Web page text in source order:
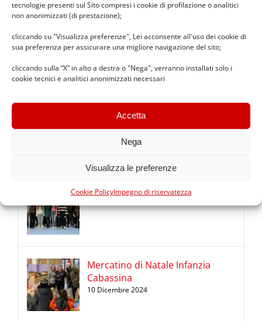
tecnologie presenti sul Sito compresi i cookie di profilazione o analitici
non anonimizzati (di prestazione);
cliccando su "Visualizza preferenze", Lei acconsente all'uso dei cookie di
sua preferenza per assicurare una migliore navigazione del sito;
cliccando sulla “X” in alto a destra o "Nega", verranno installati solo i
cookie tecnici e analitici anonimizzati necessari
Accetta
Nega
Visualizza le preferenze
Cookie PolicyImpegno di riservatezza
Premio Benedetta Frugone 2025
14 Dicembre 2025
Diario 2025/2026 ICS Copernico
Premio Benedetta Frugone 2024
Mercatino di Natale Infanzia
Cabassina
10 Dicembre 2024